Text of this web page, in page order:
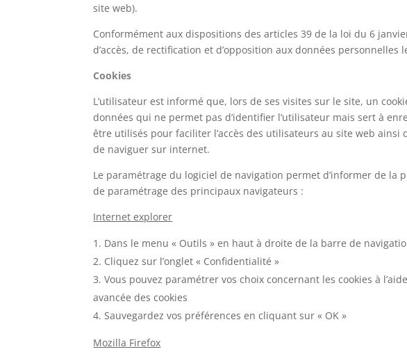
site web).
Conformément aux dispositions des articles 39 de la loi du 6
d’accès, de rectification et d’opposition aux données
Cookies
L’utilisateur est informé que, lors de ses visites sur le site, un
données qui ne permet pas d’identifier l’utilisateur mais sert à
être utilisés pour faciliter l’accès des utilisateurs au site web
de naviguer sur internet.
Le paramétrage du logiciel de navigation permet d’informer de la
de paramétrage des principaux navigateurs :
Internet explorer
Dans le menu « Outils » en haut à droite de la barre de
Cliquez sur l’onglet « Confidentialité »
Vous pouvez paramétrer vos choix concernant les cookies à
avancée des cookies
Sauvegardez vos préférences en cliquant sur « OK »
Mozilla Firefox